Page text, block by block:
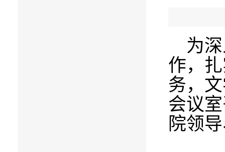
为深
作，
务，
会议
院领